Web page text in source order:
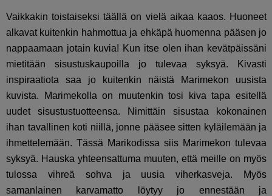
Vaikkakin toistaiseksi täällä on vielä aikaa kaaos. Huoneet
alkavat kuitenkin hahmottua ja ehkäpä huomenna pääsen jo
nappaamaan jotain kuvia! Kun itse olen ihan kevätpäissäni
mietitään sisustuskaupoilla jo tulevaa syksyä. Kivasti
inspiraatiota saa jo kuitenkin näistä Marimekon uusista
kuvista. Marimekolla on muutenkin tosi kiva tapa esitellä
uudet sisustustuotteensa. Nimittäin sisustaa kokonainen
ihan tavallinen koti niillä, jonne pääsee sitten kyläilemään ja
ihmettelemään. Tässä Marikodissa siis Marimekon tulevaa
syksyä. Hauska yhteensattuma muuten, että meille on myös
tulossa vihreä sohva ja uusia viherkasveja. Myös
samanlainen karvamatto löytyy jo ennestään ja